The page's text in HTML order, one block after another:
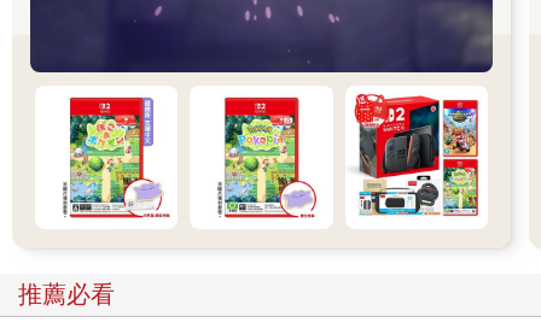
推薦必看